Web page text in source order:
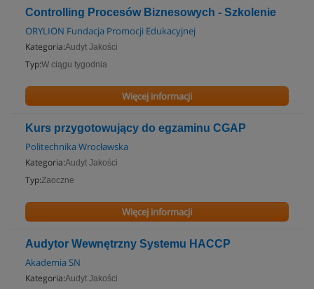
Controlling Procesów Biznesowych - Szkolenie
ORYLION Fundacja Promocji Edukacyjnej
Kategoria:Audyt Jakości
Typ:W ciągu tygodnia
Więcej informacji
Kurs przygotowujący do egzaminu CGAP
Politechnika Wrocławska
Kategoria:Audyt Jakości
Typ:Zaoczne
Więcej informacji
Audytor Wewnętrzny Systemu HACCP
Akademia SN
Kategoria:Audyt Jakości